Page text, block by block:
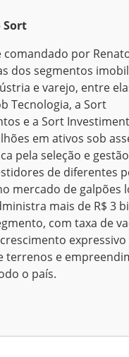
Sort
comandado por
dos segmentos
e varejo, entre
Tecnologia, a Sort
e a Sort
em ativos sob
pela seleção e
de diferentes
mercado de galpões
mais de R$ 3
com taxa de
expressivo
terrenos e
o país.